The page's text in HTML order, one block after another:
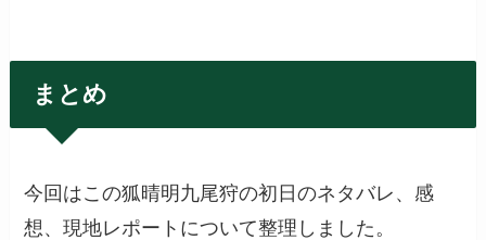
まとめ
今回はこの狐晴明九尾狩の初日のネタバレ、感
想、現地レポートについて整理しました。